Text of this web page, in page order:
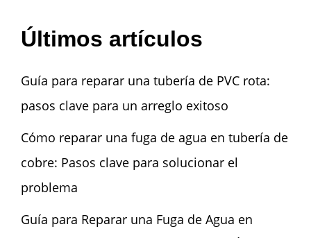
Últimos artículos
Guía para reparar una tubería de PVC rota:
pasos clave para un arreglo exitoso
Cómo reparar una fuga de agua en tubería de
cobre: Pasos clave para solucionar el
problema
Guía para Reparar una Fuga de Agua en